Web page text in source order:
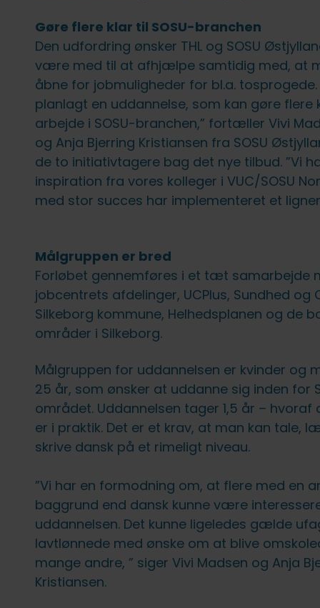
Gøre flere klar til SOSU-branchen
Den udfordring ønsker THL og SOSU
være med til at afhjælpe samtidig med, at
åbne for jobmuligheder for bl.a. tosprogede.
planlagt en uddannelse, som kan gøre flere
arbejde i SOSU-branchen,” fortæller Vivi
og Anja Bjerring Kristiansen fra SOSU
de to initiativtagere bag det nye tilbud. ”Vi
inspiration fra vores kolleger i VUC/SOSU
med stor succes har implementeret et
Målgruppen er bred
Forløbet gennemføres i et tæt samarbejde
jobcentrets afdelinger, UCPlus, Sundhed og
Silkeborg kommune, Helhedsplanen og de
områder i Silkeborg.
Målgruppen for uddannelsen er kvinder og
25 år, som ønsker at uddanne sig inden for
området. Uddannelsen tager 1,5 år – hvoraf
er i praktik. Det er et krav, at man kan tale,
skrive dansk på et rimeligt niveau.
”Vi har en formodning om, at flere med en
baggrund end dansk kunne være
uddannelsen. Det kunne ligeledes gælde
lavtlønnede med ønske om at blive
mange andre, ” siger Vivi Madsen og Anja
Kristiansen.
Lovpligtige oplysninger